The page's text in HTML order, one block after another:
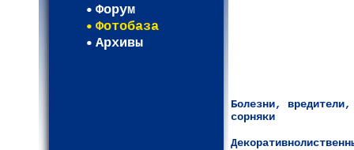
Форум
Фотобаза
Архивы
Болезни, вредители,
сорняки